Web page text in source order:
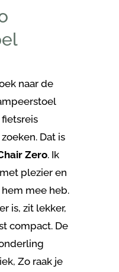
naar de
Dat is
Zero. Ik
plezier en
mee heb.
is, zit lekker,
compact. De
Zo raak je